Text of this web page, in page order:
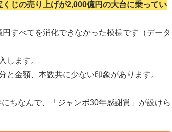
じの売り上げが2,000億円の大台に乗ってい
すべてを消化できなかった模様です（データ
します。
と金額、本数共に少ない印象があります。
にちなんで、「ジャンボ30年感謝賞」が設けら